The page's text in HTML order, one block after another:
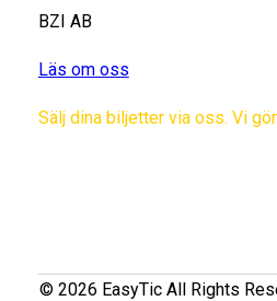
BZI AB
Läs om oss
Sälj dina biljetter via oss. Vi
© 2026 EasyTic All Rights